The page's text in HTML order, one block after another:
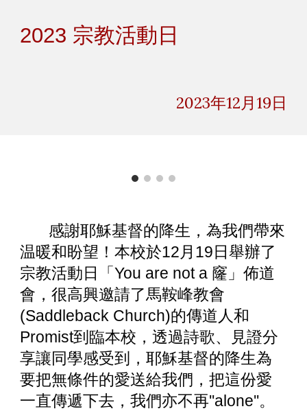
Skip to main content
2023 宗教活動日
2023年12月 19日
感謝耶穌基督的降生，為我們帶來
温暖和盼望！本校於12月19日舉辦了
宗教活動日「You are not a 窿」佈道
會，很高興邀請了馬鞍峰教會
(Saddleback Church)的傳道人和
Promist到臨本校，透過詩歌、見證分
享讓同學感受到，耶穌基督的降生為
要把無條件的愛送給我們，把這份愛
一直傳遞下去，我們亦不再''alone''。